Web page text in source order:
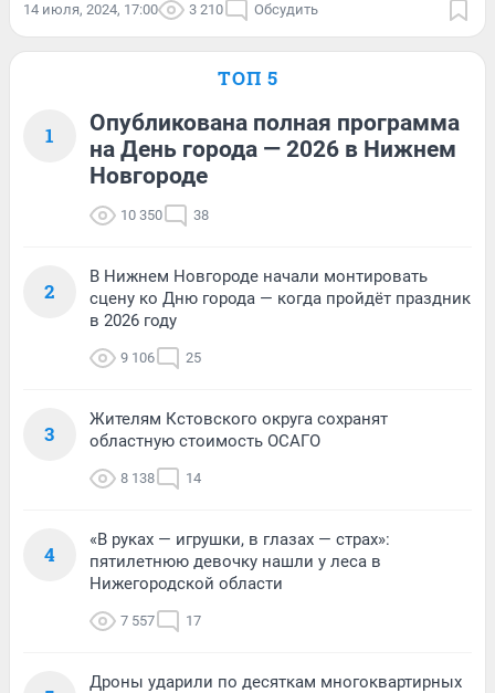
14 июля, 2024, 17:00 3 210 Обсудить
ТОП 5
1
Опубликована полная программа
на День города — 2026 в Нижнем
Новгороде
10 350 38
2
В Нижнем Новгороде начали монтировать
сцену ко Дню города — когда пройдёт праздник
в 2026 году
9 106 25
3
Жителям Кстовского округа сохранят
областную стоимость ОСАГО
8 138 14
4
«В руках — игрушки, в глазах — страх»:
пятилетнюю девочку нашли у леса в
Нижегородской области
7 557 17
Дроны ударили по десяткам многоквартирных